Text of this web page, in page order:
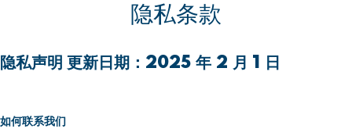
隐私条款
隐私声明 更新 日期： 2025 年 2 月 1 日
如何联系我们